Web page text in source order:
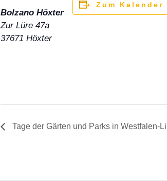
Bolzano Höxter
Zur Lüre 47a
37671 Höxter
Zum Kalender
Tage der Gärten und Parks in Westfalen-